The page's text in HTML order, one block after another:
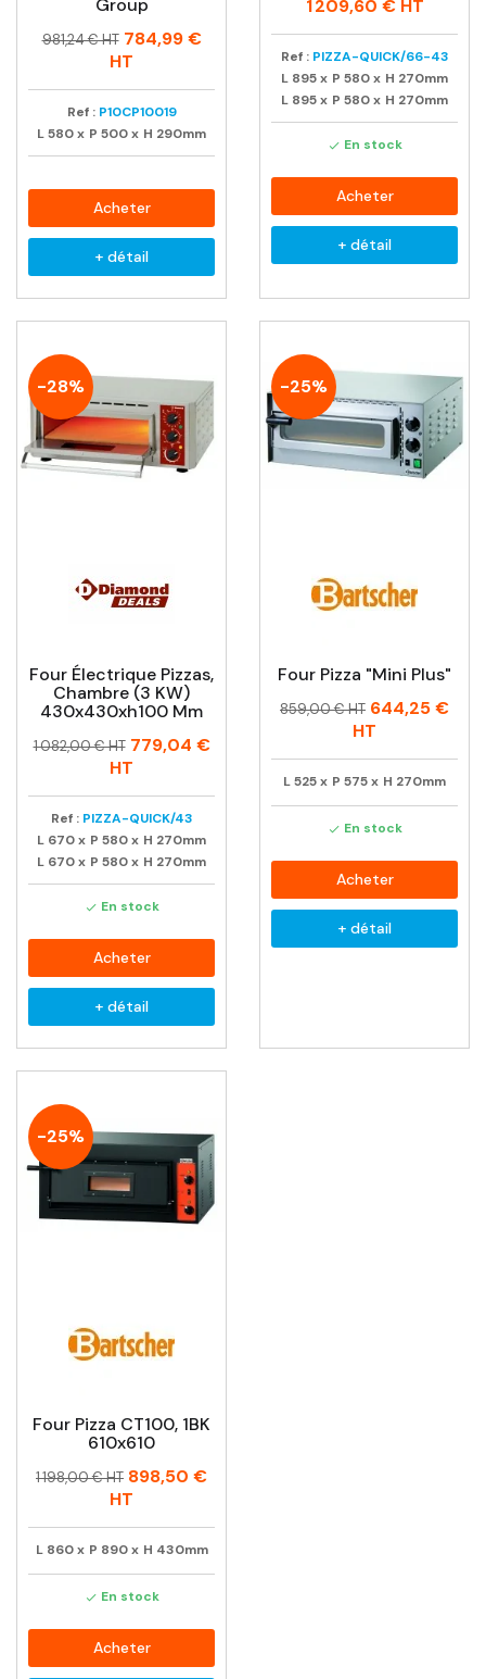
Group
Prix
Prix
981,24 € HT 784,99 €
HT
Ref : P10CP10019
L580x P 500x H 290mm
Acheter
+ détail
1 209,60 €HT
Ref : PIZZA-QUICK/66-43
L 895x P 580x H 270mm
L 895x P 580x H 270mm
 En stock
Acheter
+ détail
-28%
Four Électrique Pizzas,
Chambre (3 KW)
430x430xh100 Mm
Prix
Prix
1 082,00 € HT 779,04 €
HT
Ref : PIZZA-QUICK/43
L 670x P 580x H 270mm
L 670x P 580x H 270mm
 En stock
Acheter
+ détail
-25%
Four Pizza "Mini Plus"
Prix
Prix
859,00 € HT 644,25 €
HT
L525x P 575x H 270mm
 En stock
Acheter
+ détail
-25%
Four Pizza CT100, 1BK
610x610
Prix
Prix
1 198,00 € HT 898,50 €
HT
L 860 x P 890 x H 430mm
 En stock
Acheter